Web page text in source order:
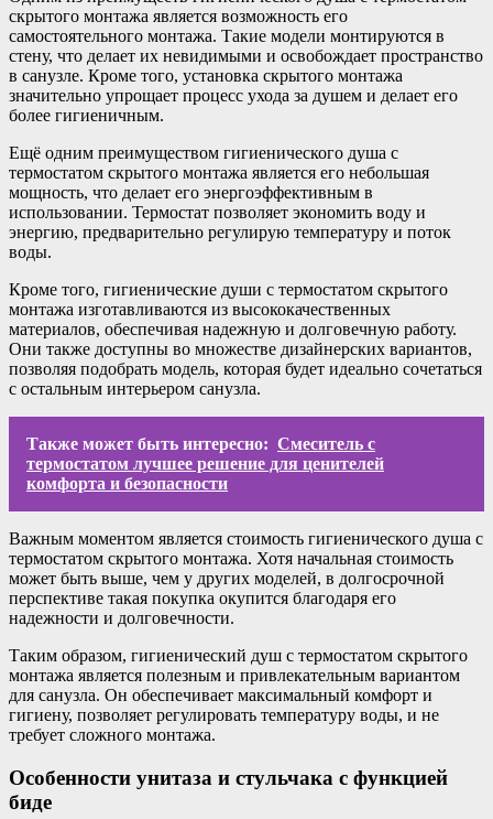
скрытого монтажа является возможность его
самостоятельного монтажа. Такие модели монтируются в
стену, что делает их невидимыми и освобождает пространство
в санузле. Кроме того, установка скрытого монтажа
значительно упрощает процесс ухода за душем и делает его
более гигиеничным.
Ещё одним преимуществом гигиенического душа с
термостатом скрытого монтажа является его небольшая
мощность, что делает его энергоэффективным в
использовании. Термостат позволяет экономить воду и
энергию, предварительно регулирую температуру и поток
воды.
Кроме того, гигиенические души с термостатом скрытого
монтажа изготавливаются из высококачественных
материалов, обеспечивая надежную и долговечную работу.
Они также доступны во множестве дизайнерских вариантов,
позволяя подобрать модель, которая будет идеально сочетаться
с остальным интерьером санузла.
Также может быть интересно: Смеситель с
термостатом лучшее решение для ценителей
комфорта и безопасности
Важным моментом является стоимость гигиенического душа с
термостатом скрытого монтажа. Хотя начальная стоимость
может быть выше, чем у других моделей, в долгосрочной
перспективе такая покупка окупится благодаря его
надежности и долговечности.
Таким образом, гигиенический душ с термостатом скрытого
монтажа является полезным и привлекательным вариантом
для санузла. Он обеспечивает максимальный комфорт и
гигиену, позволяет регулировать температуру воды, и не
требует сложного монтажа.
Особенности унитаза и стульчака с функцией
биде